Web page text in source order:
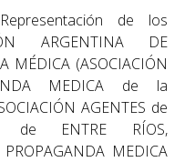
de los
ARGENTINA DE
MÉDICA (ASOCIACIÓN
MEDICA de la
AGENTES de
de ENTRE RÍOS,
MEDICA